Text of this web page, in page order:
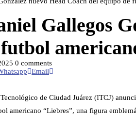
Gallegos
0 comments
Email
de Ciudad Juárez (ITCJ)
americano “Liebres”, una figura